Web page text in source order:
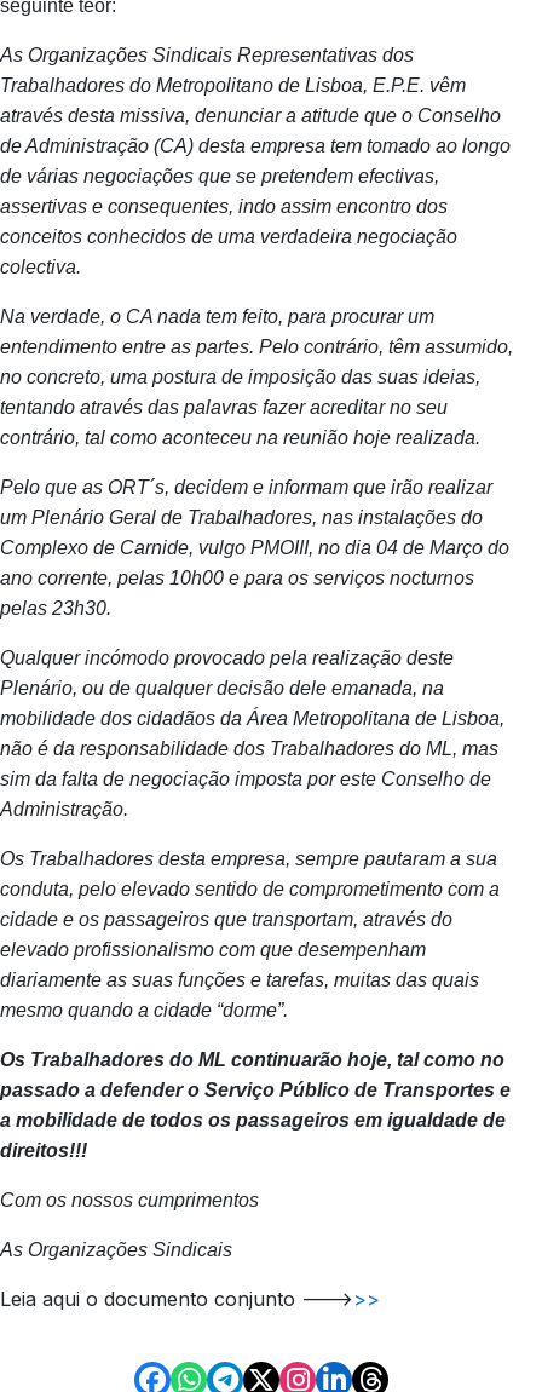
seguinte teor:
As Organizações Sindicais Representativas dos
Trabalhadores do Metropolitano de Lisboa, E.P.E. vêm
através desta missiva, denunciar a atitude que o Conselho
de Administração (CA) desta empresa tem tomado ao longo
de várias negociações que se pretendem efectivas,
assertivas e consequentes, indo assim encontro dos
conceitos conhecidos de uma verdadeira negociação
colectiva.
Na verdade, o CA nada tem feito, para procurar um
entendimento entre as partes. Pelo contrário, têm assumido,
no concreto, uma postura de imposição das suas ideias,
tentando através das palavras fazer acreditar no seu
contrário, tal como aconteceu na reunião hoje realizada.
Pelo que as ORT´s, decidem e informam que irão realizar
um Plenário Geral de Trabalhadores, nas instalações do
Complexo de Carnide, vulgo PMOIII, no dia 04 de Março do
ano corrente, pelas 10h00 e para os serviços nocturnos
pelas 23h30.
Qualquer incómodo provocado pela realização deste
Plenário, ou de qualquer decisão dele emanada, na
mobilidade dos cidadãos da Área Metropolitana de Lisboa,
não é da responsabilidade dos Trabalhadores do ML, mas
sim da falta de negociação imposta por este Conselho de
Administração.
Os Trabalhadores desta empresa, sempre pautaram a sua
conduta, pelo elevado sentido de comprometimento com a
cidade e os passageiros que transportam, através do
elevado profissionalismo com que desempenham
diariamente as suas funções e tarefas, muitas das quais
mesmo quando a cidade “dorme”.
Os Trabalhadores do ML continuarão hoje, tal como no
passado a defender o Serviço Público de Transportes e
a mobilidade de todos os passageiros em igualdade de
direitos!!!
Com os nossos cumprimentos
As Organizações Sindicais
Leia aqui o documento conjunto --->>>